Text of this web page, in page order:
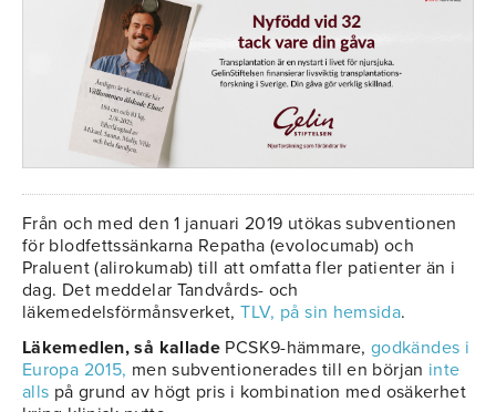
Från och med den 1 januari 2019 utökas subventionen
för blodfettssänkarna Repatha (evolocumab) och
Praluent (alirokumab) till att omfatta fler patienter än i
dag. Det meddelar Tandvårds- och
läkemedelsförmånsverket,TLV, på sin hemsida.
Läkemedlen, så kallade PCSK9-hämmare, godkändes i
Europa 2015, men subventionerades till en början inte
alls på grund av högt pris i kombination med osäkerhet